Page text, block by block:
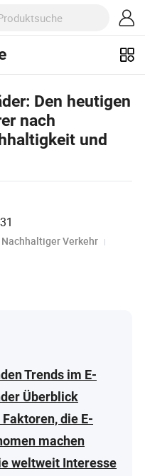
Artikel
Den heutigen
nach
und
Nachhaltiger Verkehr
Trends im E-
Überblick
die E-
machen
weltweit Interesse